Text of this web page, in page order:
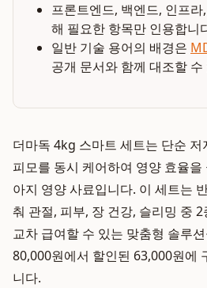
프론트엔드, 백엔드, 인프
해 필요한 항목만 인용합니
일반 기술 용어의 배경은
공개 문서와 함께 대조할 수
더마독 4kg 스마트 세트는 단순
피모를 동시 케어하여 영양 효율
아지 영양 사료입니다. 이 세트는
춰 관절, 피부, 장 건강, 슬리밍 중
교차 급여할 수 있는 맞춤형 솔루
80,000원에서 할인된 63,000원에
니다.